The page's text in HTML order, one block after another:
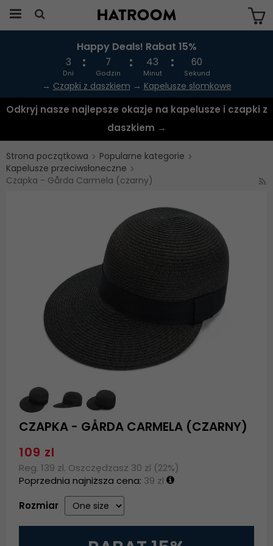
Produkten har blivit tillagd i varukorgen
Happy Deals! Rabat 15%
3
Dni
7
Godzin
43
Minut
60
Sekund
→ Czapki z daszkiem → Kapelusze slomkowe
Odkryj nasze najlepsze okazje na kapelusze i czapki z
daszkiem →
Strona początkowa
Popularne kategorie
Kapelusze przeciwsłoneczne
Czapka - Gårda Carmela (czarny)
CZAPKA - GÅRDA CARMELA (CZARNY)
109 zl
Reg. 139 zl. Oszczędzasz 30 zl (22%)
Poprzednia najniższa cena: 39 zl
Rozmiar